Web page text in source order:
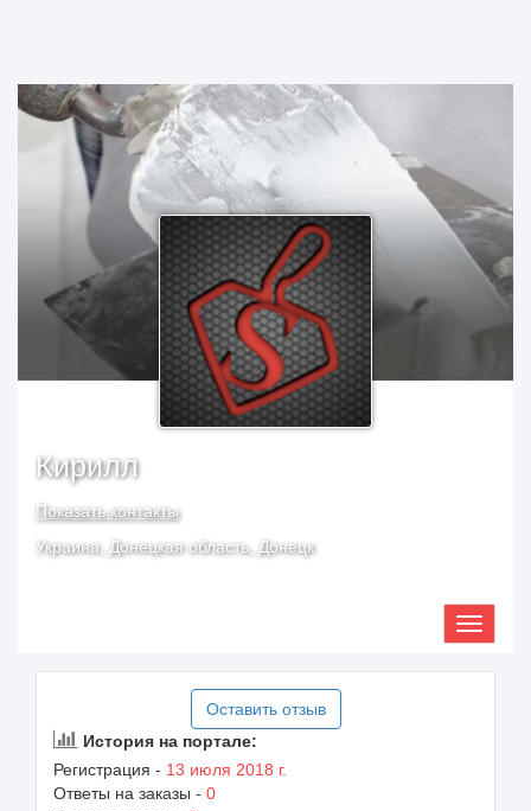
Кирилл
Показать контакты
Украина, Донецкая область, Донецк
Оставить отзыв
История на портале:
Регистрация - 13 июля 2018 г.
Ответы на заказы - 0